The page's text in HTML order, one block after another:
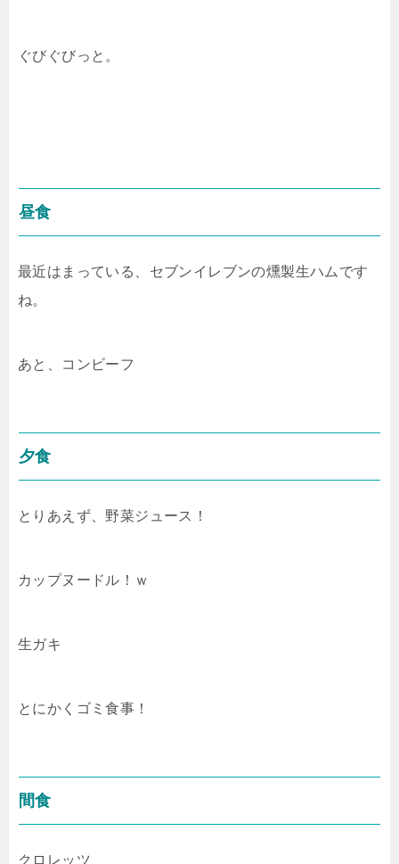
ぐびぐびっと。
昼食
最近はまっている、セブンイレブンの燻製生ハムです
ね。
あと、コンビーフ
夕食
とりあえず、野菜ジュース！
カップヌードル！ｗ
生ガキ
とにかくゴミ食事！
間食
クロレッツ